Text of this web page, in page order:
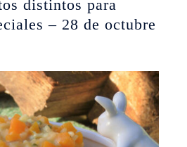
distintos para
– 28 de octubre